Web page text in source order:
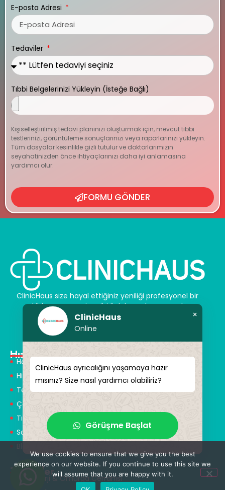
E-posta Adresi
Tedaviler
Tıbbi Belgelerinizi Yükleyin (İsteğe Bağlı)
Kişiselleştirilmiş tedavi planınızı oluşturmak için, mevcut tıbbi
testlerinizi, görüntüleme sonuçlarınızı veya raporlarınızı yükleyin.
Tüm dosyalar kesinlikle gizli tutulur ve doktorlarımızın
seyahatinizden önce ihtiyaçlarınızı daha iyi anlamasına
yardımcı olur.
FORMU GÖNDER
ClinicHaus size hayal ettiğiniz yeniliği profesyonel bir
şekilde sunar ve size sihirli dokunuşlar vaat eder.
Kendinize yeni bir “siz” kazandırın.
Hızlı Menü
Hakkımızda
Hizmetlerimiz
Tedaviler
Çözüm Ortakları
Tıbbi Tanışmanlar
Sağlık Turizmi
Blog
Tedaviler
Nöroşirürji & Omurga Cerrahisi
ClinicHaus
Online
×
ClinicHaus ayrıcalığını yaşamaya hazır
mısınız? Size nasıl yardımcı olabiliriz?
Görüşme Başlat
We use cookies to ensure that we give you the best
experience on our website. If you continue to use this site we
will assume that you are happy with it.